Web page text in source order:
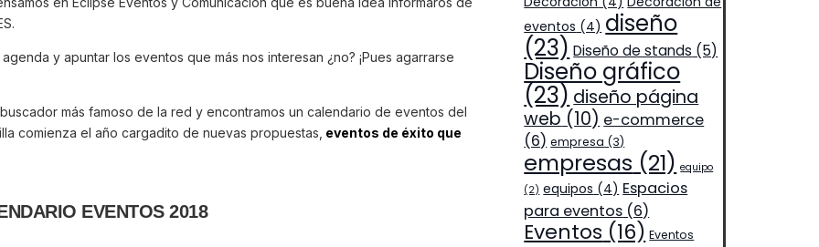
y apuntar los eventos que más nos interesan ¿no? ¡Pues agarrarse
más famoso de la red y encontramos un calendario de eventos del
comienza el año cargadito de nuevas propuestas, eventos de éxito que
EVENTOS 2018
eventos (4) diseño
(23) Diseño de stands (5)
Diseño gráfico
(23) diseño página
web (10) e-commerce
(6) empresa (3)
empresas (21) equipo
(2) equipos (4) Espacios
para eventos (6)
Eventos (16) Eventos